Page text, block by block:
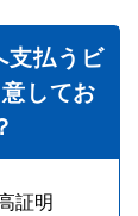
支払うビ
してお
証明